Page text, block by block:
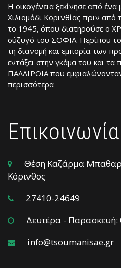
Η οικογένεια ξεκίνησε από ένα
Χιλιομόδι Κορινθίας πριν
το 1945, όπου διατηρούσε ο
σύζυγό του ΣΟΦΙΑ. Περίπου
τη διανομή και εμπορία των
εντάξει στην γκάμα του και
ΠΑΛΛΙΡΟΙΑ που
περισσότερα
Επικοινωνία
Θέση Καζάρμα
Κόρινθος
27410-24649
Δευτέρα - Παρασκευή:
info@tsoumanisae.gr